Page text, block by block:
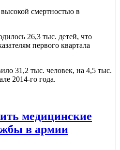
смертностью в
26,3 тыс. детей, что
первого квартала
31,2 тыс. человек, на 4,5 тыс.
2014-го года.
медицинские
в армии